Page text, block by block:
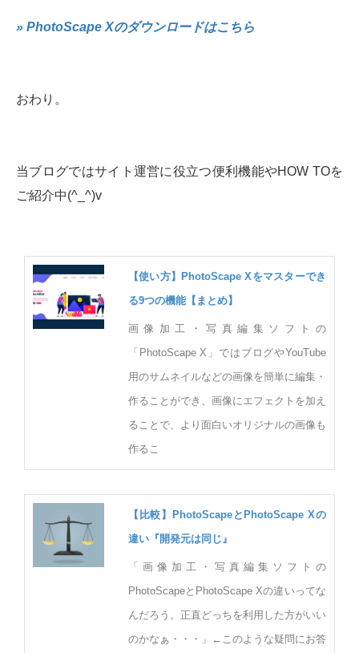
» PhotoScape Xのダウンロードはこちら
おわり。
当ブログではサイト運営に役立つ便利機能やHOW TOを
ご紹介中(^_^)v
【使い方】PhotoScape Xをマスターでき
る9つの機能【まとめ】
画像加工・写真編集ソフトの
「PhotoScape X」ではブログやYouTube
用のサムネイルなどの画像を簡単に編集・
作ることができ、画像にエフェクトを加え
ることで、より面白いオリジナルの画像も
作るこ
【比較】PhotoScapeとPhotoScape Xの
違い『開発元は同じ』
「画像加工・写真編集ソフトの
PhotoScapeとPhotoScape Xの違いってな
んだろう。正直どっちを利用した方がいい
のかなぁ・・・」←このような疑問にお答